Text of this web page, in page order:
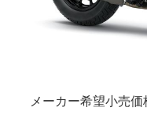
メーカー希望小売価